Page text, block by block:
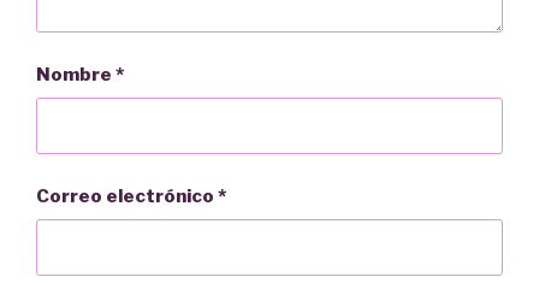
Nombre *
Correo electrónico *